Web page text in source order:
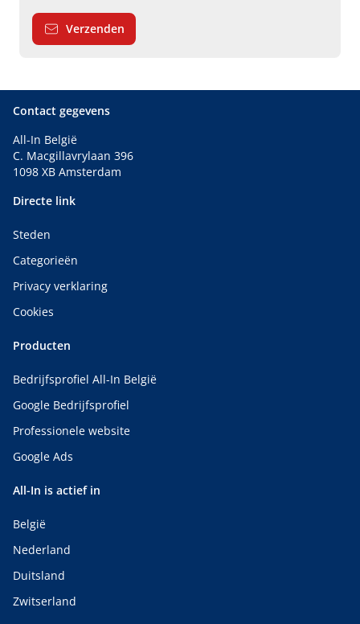
Verzenden
Contact gegevens
All-In België
C. Macgillavrylaan 396
1098 XB Amsterdam
Directe link
Steden
Categorieën
Privacy verklaring
Cookies
Producten
Bedrijfsprofiel All-In België
Google Bedrijfsprofiel
Professionele website
Google Ads
All-In is actief in
België
Nederland
Duitsland
Zwitserland